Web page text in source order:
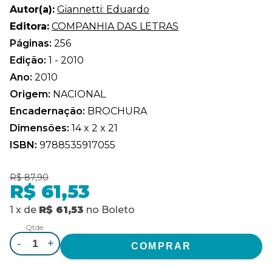
Autor(a): Giannetti: Eduardo
Editora: COMPANHIA DAS LETRAS
Páginas: 256
Edição: 1 - 2010
Ano: 2010
Origem: NACIONAL
Encadernação: BROCHURA
Dimensões: 14 x 2 x 21
ISBN: 9788535917055
R$ 87,90
R$ 61,53
1 x de R$ 61,53 no Boleto
Qtde.
- +